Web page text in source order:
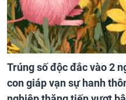
Trúng số độc đắc vào 2
con giáp vạn sự hanh